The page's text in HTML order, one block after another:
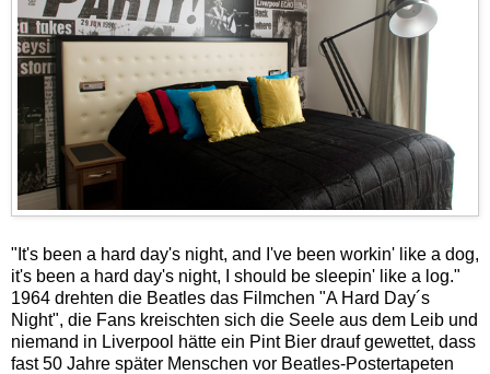
"It's been a hard day's night, and I've been workin' like a dog,
it's been a hard day's night, I should be sleepin' like a log."
1964 drehten die Beatles das Filmchen "A Hard Day´s
Night", die Fans kreischten sich die Seele aus dem Leib und
niemand in Liverpool hätte ein Pint Bier drauf gewettet, dass
fast 50 Jahre später Menschen vor Beatles-Postertapeten